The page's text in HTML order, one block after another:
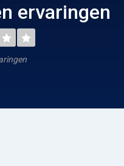
ervaringen